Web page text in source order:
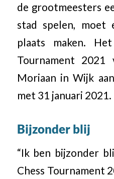
de grootmeesters
stad spelen, moet
plaats maken.
Tournament
Moriaan in Wijk
met 31 januari 2021.
Bijzonder blij
“Ik ben bijzonder
Chess Tournament